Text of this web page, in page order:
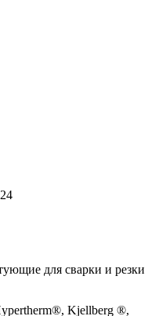
для сварки и резки
Kjellberg ®,